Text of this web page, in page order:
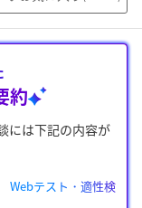
約
には下記の内容が
Webテスト・適性検査